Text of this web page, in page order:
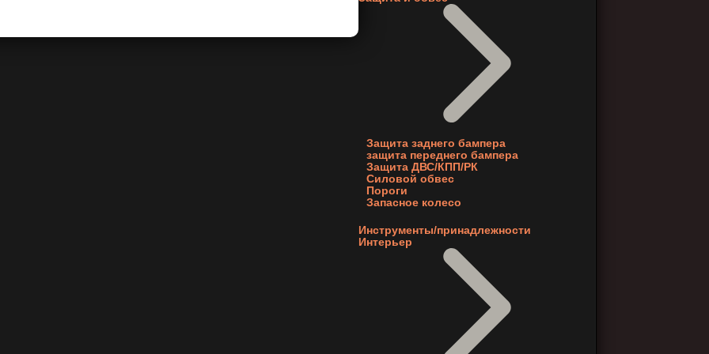
Защита заднего бампера
защита переднего бампера
Защита ДВС/КПП/РК
Силовой обвес
Пороги
Запасное колесо
Инструменты/принадлежности
Интерьер